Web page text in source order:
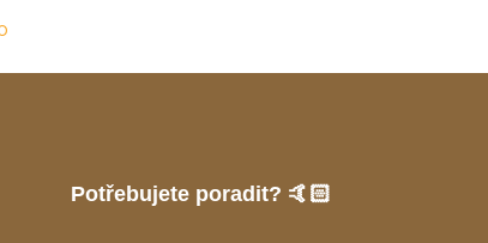
Potřebujete poradit? 🤙🏻